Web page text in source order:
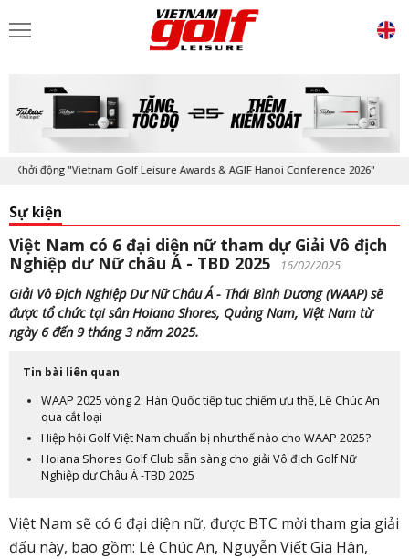
động "Vietnam Golf Leisure Awards & AGIF Hanoi Conference 2026"
Sự kiện
Việt Nam có 6 đại diện nữ tham dự Giải Vô địch
Nghiệp dư Nữ châu Á - TBD 2025
16/02/2025
Giải Vô Địch Nghiệp Dư Nữ Châu Á - Thái Bình Dương (WAAP) sẽ
được tổ chức tại sân Hoiana Shores, Quảng Nam, Việt Nam từ
ngày 6 đến 9 tháng 3 năm 2025.
Tin bài liên quan
WAAP 2025 vòng 2: Hàn Quốc tiếp tục chiếm ưu thế, Lê Chúc An
qua cắt loại
Hiệp hội Golf Việt Nam chuẩn bị như thế nào cho WAAP 2025?
Hoiana Shores Golf Club sẵn sàng cho giải Vô địch Golf Nữ
Nghiệp dư Châu Á -TBD 2025
Việt Nam sẽ có 6 đại diện nữ, được BTC mời tham gia giải
đấu này, bao gồm: Lê Chúc An, Nguyễn Viết Gia Hân,